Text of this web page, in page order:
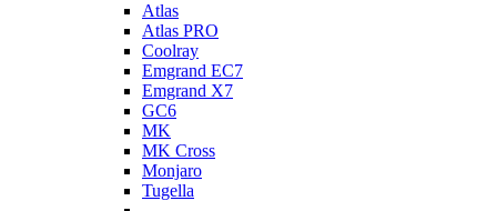
Atlas
Atlas PRO
Coolray
Emgrand EC7
Emgrand X7
GC6
MK
MK Cross
Monjaro
Tugella